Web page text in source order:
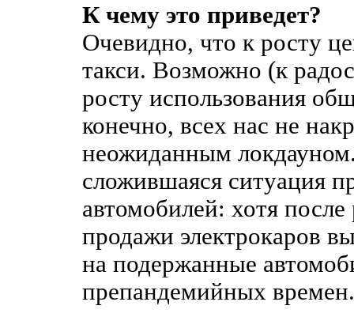
К чему это приведет?
Очевидно, что к росту
такси. Возможно (к
росту использования
конечно, всех нас не
неожиданным
сложившаяся ситуация
автомобилей: хотя
продажи электрокаров
на подержанные
препандемийных